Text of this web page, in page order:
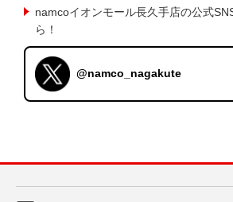
namcoイオンモール長久手店の公式
ら！
@namco_nagakute